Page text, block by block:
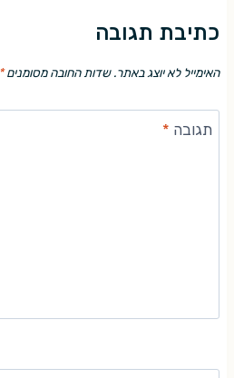
כתיבת תגובה
האימייל לא יוצג באתר. שדות החובה מסומנים*
תגובה *